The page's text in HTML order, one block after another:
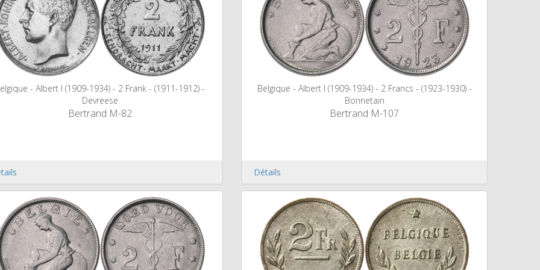
- Albert I (1909-1934) - 2 Frank - (1911-1912) -
Devreese
Bertrand M-82
Belgique - Albert I (1909-1934) - 2 Francs - (1923-1930) -
Bonnetain
Bertrand M-107
Détails